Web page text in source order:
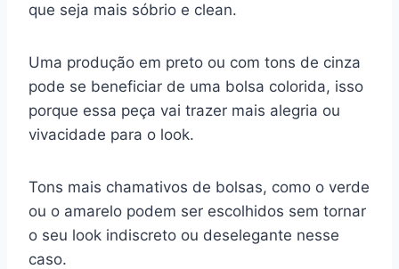
que seja mais sóbrio e clean.
Uma produção em preto ou com tons de cinza
pode se beneficiar de uma bolsa colorida, isso
porque essa peça vai trazer mais alegria ou
vivacidade para o look.
Tons mais chamativos de bolsas, como o verde
ou o amarelo podem ser escolhidos sem tornar
o seu look indiscreto ou deselegante nesse
caso.